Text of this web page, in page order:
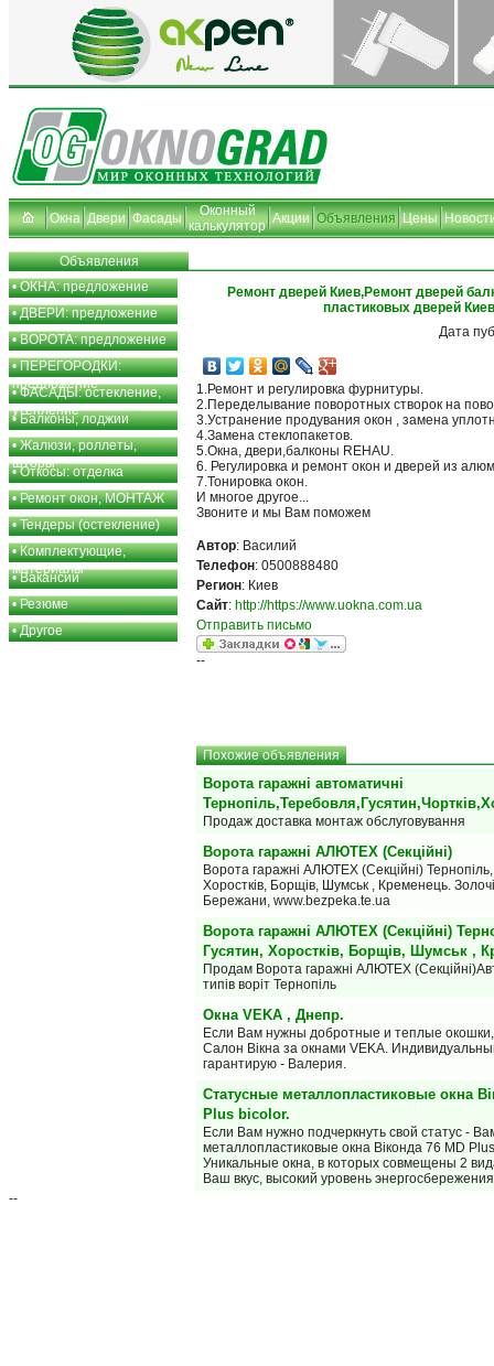
Окна Двери Фасады
Оконный
калькулятор Акции Объявления Цены
Объявления
•ОКНА: предложение
•ДВЕРИ: предложение
•ВОРОТА: предложение
•ПЕРЕГОРОДКИ:
предложение
•ФАСАДЫ: остекление,
утепление
•Балконы, лоджии
•Жалюзи, роллеты,
шторы
•Откосы: отделка
•Ремонт окон, МОНТАЖ
•Тендеры (остекление)
•Комплектующие,
материалы
•Вакансии
•Резюме
•Другое
Ремонт дверей Киев,Ремонт дверей
пластиковых дверей Киев
Дата
1.Ремонт и регулировка фурнитуры.
2.Переделывание поворотных створок на
3.Устранение продувания окон , замена
4.Замена стеклопакетов.
5.Окна, двери,балконы REHAU.
6. Регулировка и ремонт окон и дверей из
7.Тонировка окон.
И многое другое...
Звоните и мы Вам поможем
Автор: Василий
Телефон: 0500888480
Регион: Киев
Сайт: http://https://www.uokna.com.ua
Отправить письмо
--
Похожие объявления
Ворота гаражні автоматичні
Продаж доставка монтаж обслуговування
Ворота гаражні АЛЮТЕХ (Секційні)
Ворота гаражні АЛЮТЕХ (Секційні) Тернопіль,
Хоростків, Борщів, Шумськ , Кременець.
Бережани, www.bezpeka.te.ua
Ворота гаражні АЛЮТЕХ (Секційні)
Гусятин, Хоростків, Борщів, Шумськ ,
Продам Ворота гаражні АЛЮТЕХ
типів воріт Тернопіль
Окна VEKA , Днепр.
Если Вам нужны добротные и теплые
Салон Вiкна за окнами VEKA.
гарантирую - Валерия.
Статусные металлопластиковые окна
Plus bicolor.
Если Вам нужно подчеркнуть свой статус -
металлопластиковые окна Віконда 76 MD
Уникальные окна, в которых совмещены 2
Ваш вкус, высокий уровень
--